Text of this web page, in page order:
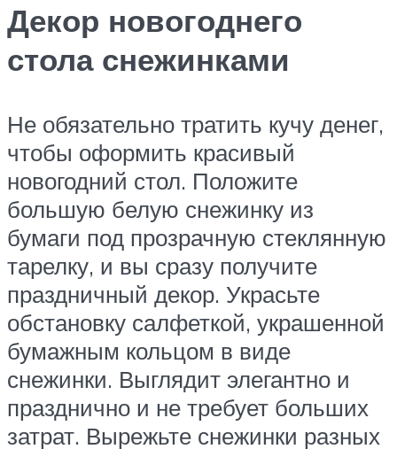
Декор новогоднего
стола снежинками
Не обязательно тратить кучу денег,
чтобы оформить красивый
новогодний стол. Положите
большую белую снежинку из
бумаги под прозрачную стеклянную
тарелку, и вы сразу получите
праздничный декор. Украсьте
обстановку салфеткой, украшенной
бумажным кольцом в виде
снежинки. Выглядит элегантно и
празднично и не требует больших
затрат. Вырежьте снежинки разных